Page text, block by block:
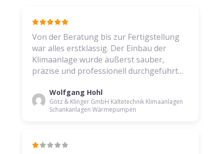
Von der Beratung bis zur Fertigstellung
war alles erstklassig. Der Einbau der
Klimaanlage wurde äußerst sauber,
präzise und professionell durchgeführt…
Wolfgang Hohl
Götz & Klinger GmbH Kältetechnik Klimaanlagen
Schankanlagen Wärmepumpen